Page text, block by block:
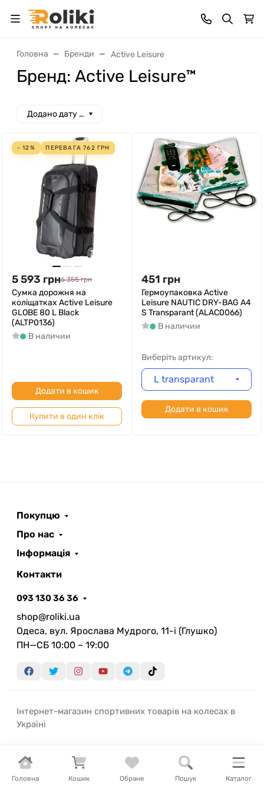
Головна Кошик Обране Пошук Каталог
Головна Бренди Active Leisure
Бренд: Active Leisure™
Додано дату спад
- 12% ПЕРЕВАГА762 ГРН
5 593 грн6 355 грн
Сумка дорожня на
коліщатках Active Leisure
GLOBE 80 L Black
(ALTP0136)
В наличии
Додати в кошик
Купити в один клік
451 грн
Гермоупаковка Active
Leisure NAUTIC DRY-BAG A4
S Transparant (ALAC0066)
В наличии
Виберіть артикул:
L transparant
Додати в кошик
Покупцю
Про нас
Інформація
Контакти
093 130 36 36
shop@roliki.ua
Одеса, вул. Ярослава Мудрого, 11-i (Глушко)
ПН—СБ 10:00 – 19:00
Інтернет-магазин спортивних товарів на колесах в
Україні